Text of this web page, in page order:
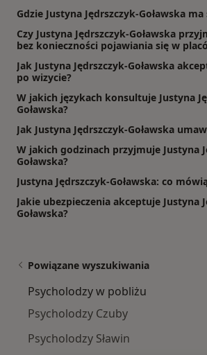
Gdzie Justyna Jędrszczyk-Goławska
Czy Justyna Jędrszczyk-Goławska
bez konieczności pojawiania się w
Jak Justyna Jędrszczyk-Goławska
po wizycie?
W jakich językach konsultuje Justyna
Goławska?
Jak Justyna Jędrszczyk-Goławska
W jakich godzinach przyjmuje Justyna
Goławska?
Justyna Jędrszczyk-Goławska: co
Jakie ubezpieczenia akceptuje Justyna
Goławska?
Powiązane wyszukiwania
Psycholodzy w pobliżu
Psycholodzy Czuby
Psycholodzy Sławin